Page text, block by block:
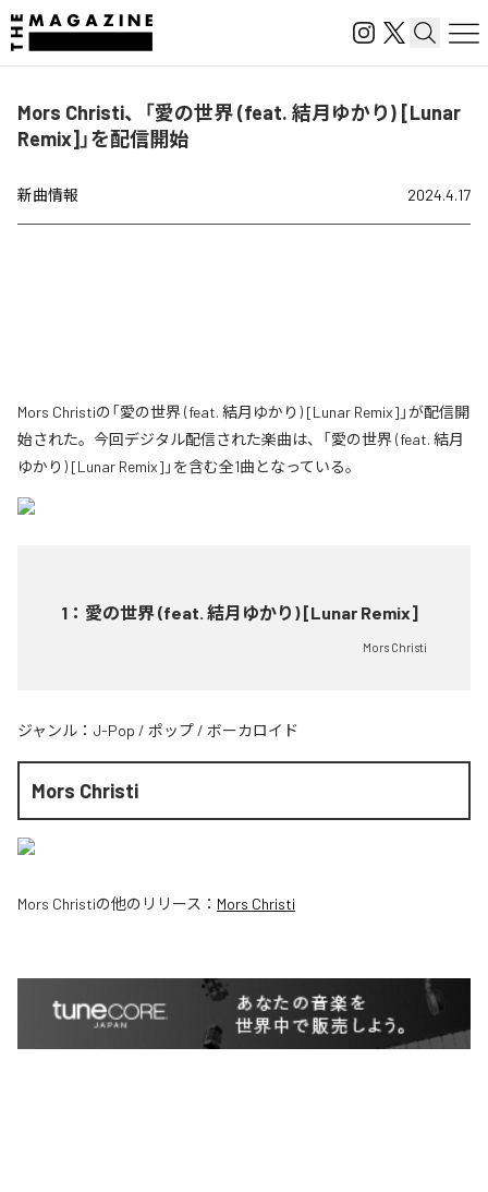
Mors Christi、「愛の世界 (feat. 結月ゆかり) [Lunar
Remix]」を配信開始
新曲情報 2024.4.17
Mors Christiの「愛の世界 (feat. 結月ゆかり) [Lunar Remix]」が配信開
始された。今回デジタル配信された楽曲は、「愛の世界 (feat. 結月
ゆかり) [Lunar Remix]」を含む全1曲となっている。
1 ： 愛の世界 (feat. 結月ゆかり) [Lunar Remix]
Mors Christi
ジャンル： J-Pop / ポップ / ボーカロイド
Mors Christi
Mors Christiの他のリリース： Mors Christi